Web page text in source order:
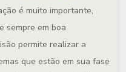
é muito importante,
sempre em boa
permite realizar a
que estão em sua fase